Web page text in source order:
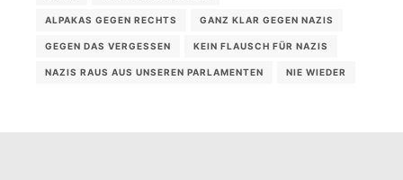
ALPAKAS GEGEN RECHTS GANZ KLAR GEGEN NAZIS
GEGEN DAS VERGESSEN KEIN FLAUSCH FÜR NAZIS
NAZIS RAUS AUS UNSEREN PARLAMENTEN NIE WIEDER